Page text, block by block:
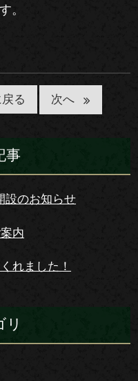
。
る 次へ
事
設のお知らせ
内
れました！
リ